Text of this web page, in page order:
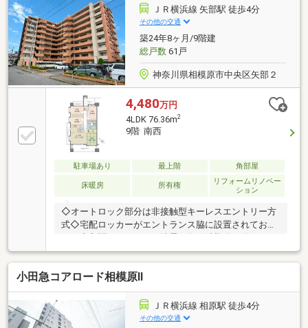
ンに組み込むことが可能なサービスそれがやどかリッ
チです。※東京MXテレビ「カンニング竹山のイチバン
研究所」２０２３年７月１日放送■やりとり不要で内
覧確定可能■赤色の見学予約ボタンから最短２分で完
了
ＪＲ横浜線 矢部駅 徒歩4分
その他の交通
築24年8ヶ月/9階建
総戸数61戸
神奈川県相模原市中央区矢部２
4,480万円
4LDK 76.36m2
9階 南西
駐車場あり 最上階 角部屋
床暖房 所有権
リフォームリノベー
ション
◇オートロック部分は非接触型キーレスエントリー方
式◇宅配ロッカーがエントランス脇に設置されており
耐震枠が採用されております◇アウトフレーム工法で
柱の出っ張りをできるだけなくし、すっきりとした室
内に◇あふれる陽射しを取り入れるハイサッシュの大
きな窓◇1418サイズの浴室◇床の段差をなくしたフラ
ットフロア設計◇ペット飼育可（飼育細則あり）
小田急コアロード相模原Ⅱ
ＪＲ横浜線 相原駅 徒歩4分
その他の交通